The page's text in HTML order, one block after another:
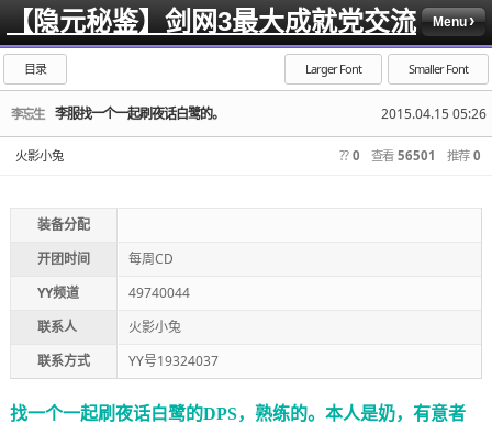
【隐元秘鉴】剑网3最大成就党交流 Menu
目录 Larger Font Smaller Font
李忘生 2015.04.15 05:26
李服找一个一起刷夜话白鹭的。
火影小兔 ?? 0 查看 56501 推荐 0
装备分配
开团时间
每周CD
YY频道
49740044
联系人
火影小兔
联系方式
YY号19324037
找一个一起刷夜话白鹭的DPS，熟练的。本人是奶，有意者